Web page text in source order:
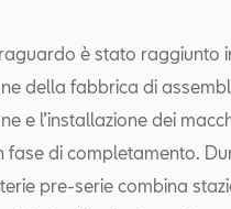
è stato raggiunto
della fabbrica di
e l’installazione dei
fase di completamento.
pre-serie combina